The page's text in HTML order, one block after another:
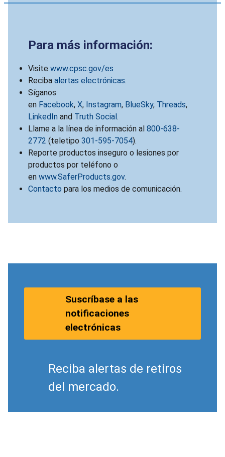
Para más información:
Visite www.cpsc.gov/es
Reciba alertas electrónicas.
Síganos
en Facebook, X, Instagram, BlueSky, Threads,
LinkedIn and Truth Social .
Llame a la línea de información al 800-638-
2772 (teletipo 301-595-7054).
Reporte productos inseguro o lesiones por
productos por teléfono o
en www.SaferProducts.gov.
Contacto para los medios de comunicación.
Suscríbase a las
notificaciones
electrónicas
Reciba alertas de retiros
del mercado.